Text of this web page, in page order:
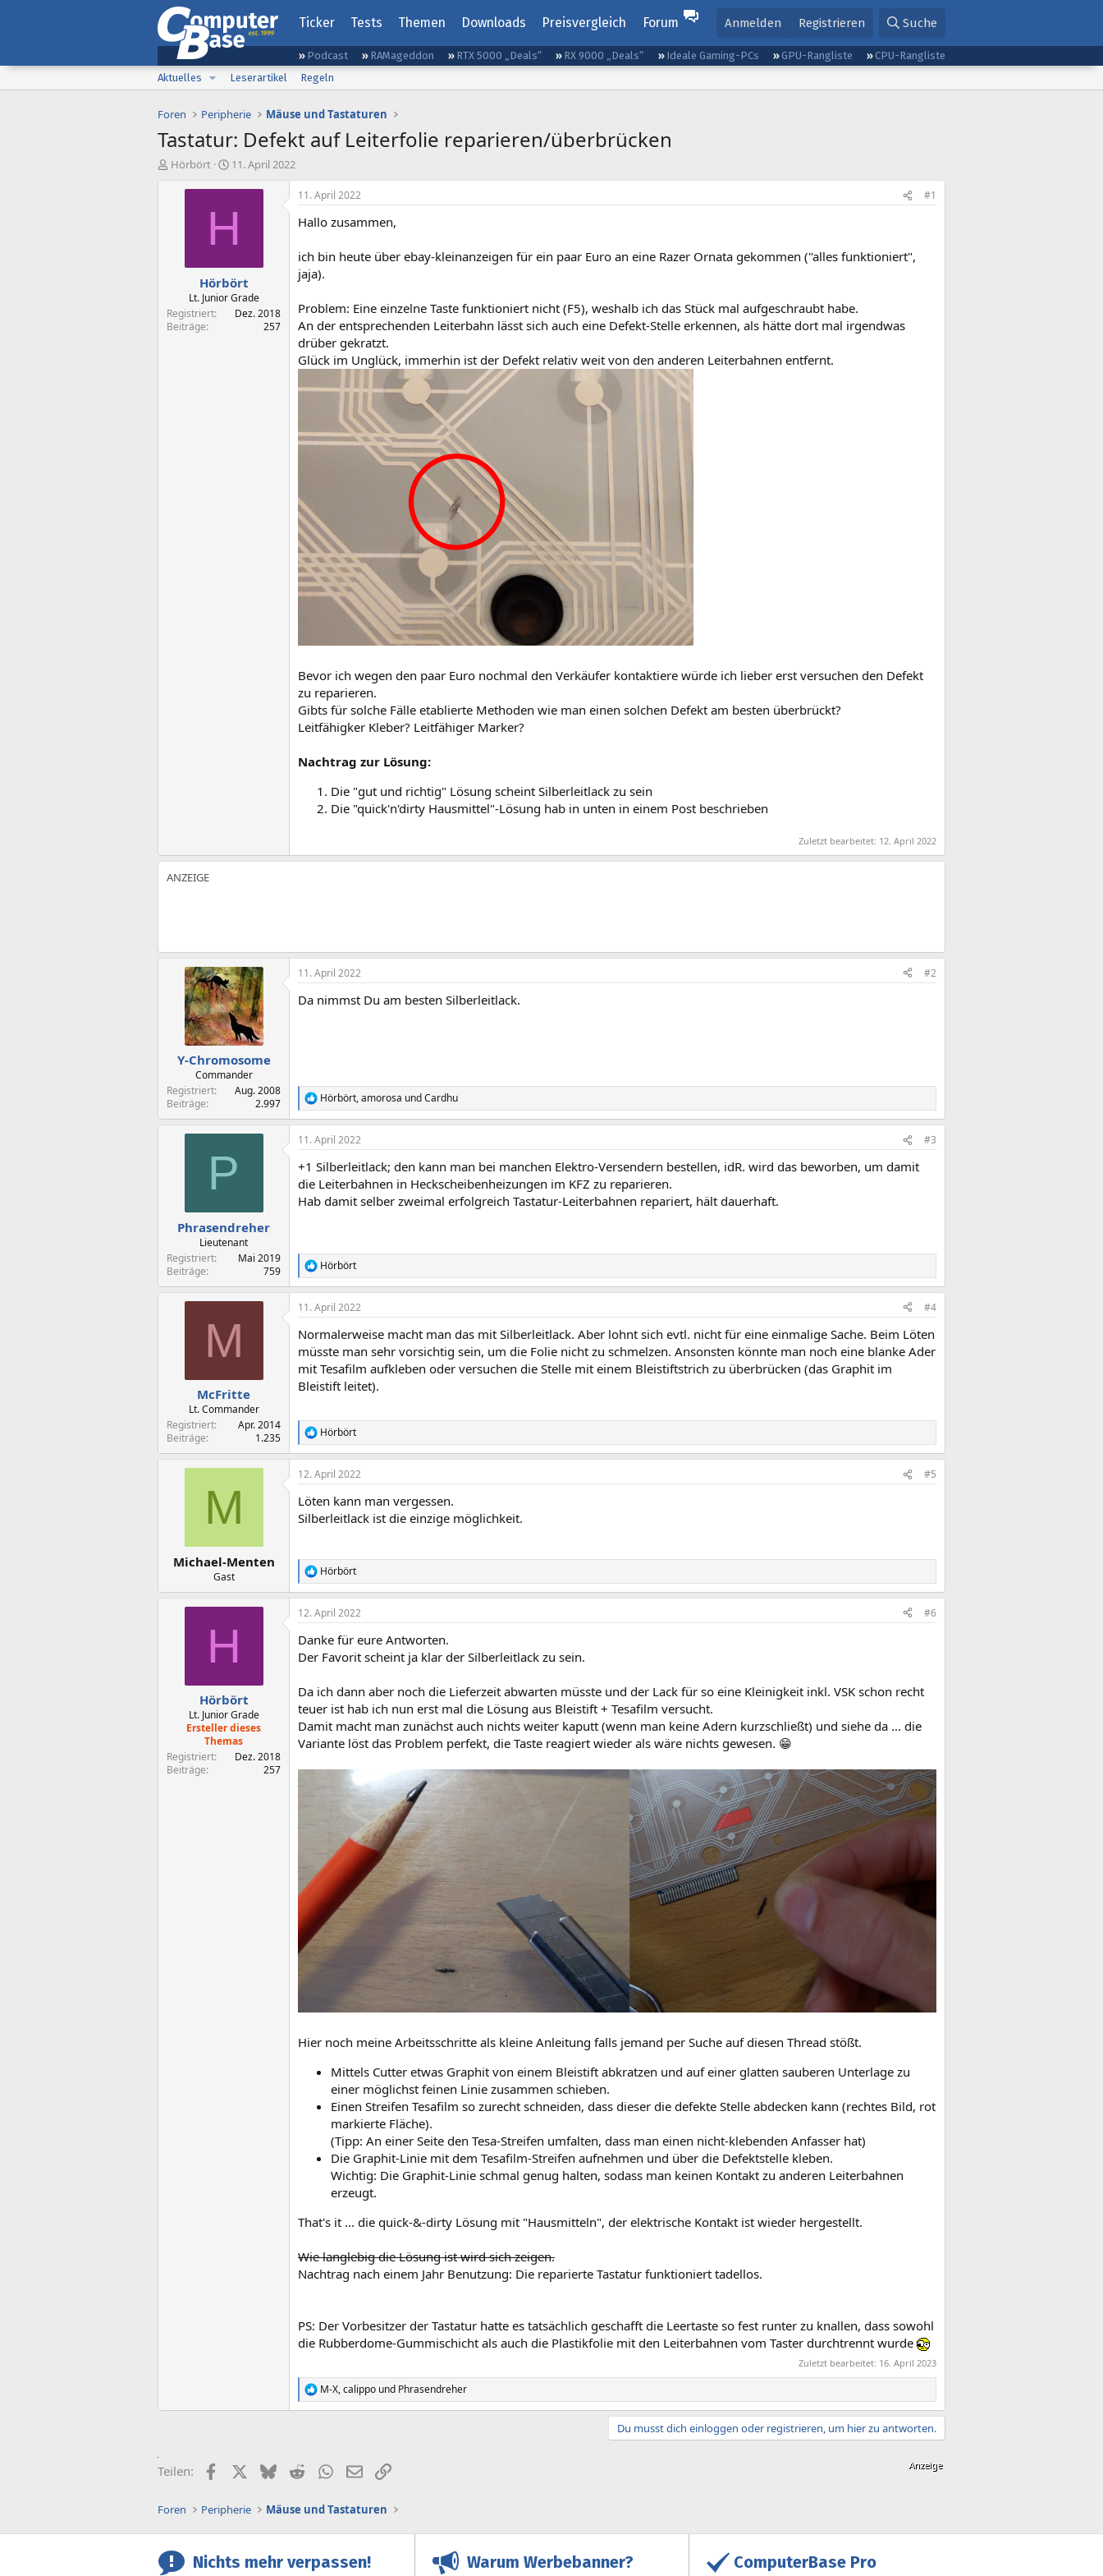
Ticker Tests Themen Downloads Preisvergleich Forum Anmelden Registrieren Suche
Podcast RAMageddon RTX 5000 „Deals“ RX 9000 „Deals“ Ideale Gaming-PCs GPU-Rangliste
CPU-Rangliste
Aktuelles
Leserartikel Regeln
Foren Peripherie Mäuse und Tastaturen
Tastatur: Defekt auf Leiterfolie reparieren/überbrücken
E
Hörbört
E
s
e
t
a
m
11. April 2022
H
Hörbört
Lt. Junior Grade
Registriert
Dez. 2018
Beiträge
257
11. April 2022 #1
Hallo zusammen,
ich bin heute über ebay-kleinanzeigen für ein paar Euro an eine Razer Ornata gekommen ("alles funktioniert",
jaja).
Problem: Eine einzelne Taste funktioniert nicht (F5), weshalb ich das Stück mal aufgeschraubt habe.
An der entsprechenden Leiterbahn lässt sich auch eine Defekt-Stelle erkennen, als hätte dort mal irgendwas
drüber gekratzt.
Glück im Unglück, immerhin ist der Defekt relativ weit von den anderen Leiterbahnen entfernt.
Bevor ich wegen den paar Euro nochmal den Verkäufer kontaktiere würde ich lieber erst versuchen den Defekt
zu reparieren.
Gibts für solche Fälle etablierte Methoden wie man einen solchen Defekt am besten überbrückt?
Leitfähigker Kleber? Leitfähiger Marker?
Nachtrag zur Lösung:
Die "gut und richtig" Lösung scheint Silberleitlack zu sein
Die "quick'n'dirty Hausmittel"-Lösung hab in unten in einem Post beschrieben
Zuletzt bearbeitet: 12. April 2022
Y-Chromosome
Commander
Registriert
Aug. 2008
Beiträge
2.997
11. April 2022 #2
Da nimmst Du am besten Silberleitlack.
R
e
a
k
i
o
n
e
Hörbört,amorosa undCardhu
P
Phrasendreher
Lieutenant
Registriert
Mai 2019
Beiträge
759
11. April 2022 #3
+1 Silberleitlack; den kann man bei manchen Elektro-Versendern bestellen, idR. wird das beworben, um damit
die Leiterbahnen in Heckscheibenheizungen im KFZ zu reparieren.
Hab damit selber zweimal erfolgreich Tastatur-Leiterbahnen repariert, hält dauerhaft.
R
e
a
k
i
o
e
n
Hörbört
M
McFritte
Lt. Commander
Registriert
Apr. 2014
Beiträge
1.235
11. April 2022 #4
Normalerweise macht man das mit Silberleitlack. Aber lohnt sich evtl. nicht für eine einmalige Sache. Beim Löten
müsste man sehr vorsichtig sein, um die Folie nicht zu schmelzen. Ansonsten könnte man noch eine blanke Ader
mit Tesafilm aufkleben oder versuchen die Stelle mit einem Bleistiftstrich zu überbrücken (das Graphit im
Bleistift leitet).
R
e
a
k
i
o
n
:
Hörbört
M
Michael-Menten
Gast
12. April 2022 #5
Löten kann man vergessen.
Silberleitlack ist die einzige möglichkeit.
R
e
a
k
i
o
n
:
Hörbört
H
Hörbört
Lt. Junior Grade
Ersteller dieses
Themas
Registriert
Dez. 2018
Beiträge
257
12. April 2022 #6
Danke für eure Antworten.
Der Favorit scheint ja klar der Silberleitlack zu sein.
Da ich dann aber noch die Lieferzeit abwarten müsste und der Lack für so eine Kleinigkeit inkl. VSK schon recht
teuer ist hab ich nun erst mal die Lösung aus Bleistift + Tesafilm versucht.
Damit macht man zunächst auch nichts weiter kaputt (wenn man keine Adern kurzschließt) und siehe da ... die
Variante löst das Problem perfekt, die Taste reagiert wieder als wäre nichts gewesen. 😁
Hier noch meine Arbeitsschritte als kleine Anleitung falls jemand per Suche auf diesen Thread stößt.
Mittels Cutter etwas Graphit von einem Bleistift abkratzen und auf einer glatten sauberen Unterlage zu
einer möglichst feinen Linie zusammen schieben.
Einen Streifen Tesafilm so zurecht schneiden, dass dieser die defekte Stelle abdecken kann (rechtes Bild, rot
markierte Fläche).
(Tipp: An einer Seite den Tesa-Streifen umfalten, dass man einen nicht-klebenden Anfasser hat)
Die Graphit-Linie mit dem Tesafilm-Streifen aufnehmen und über die Defektstelle kleben.
Wichtig: Die Graphit-Linie schmal genug halten, sodass man keinen Kontakt zu anderen Leiterbahnen
erzeugt.
That's it ... die quick-&-dirty Lösung mit "Hausmitteln", der elektrische Kontakt ist wieder hergestellt.
Wie langlebig die Lösung ist wird sich zeigen.
Nachtrag nach einem Jahr Benutzung: Die reparierte Tastatur funktioniert tadellos.
PS: Der Vorbesitzer der Tastatur hatte es tatsächlich geschafft die Leertaste so fest runter zu knallen, dass sowohl
die Rubberdome-Gummischicht als auch die Plastikfolie mit den Leiterbahnen vom Taster durchtrennt wurde
Zuletzt bearbeitet: 16. April 2023
R
e
o
n
M-X,calippo und Phrasendreher
Du musst dich einloggen oder registrieren, um hier zu antworten.
Teilen: FacebookX (Twitter)
BlueskyRedditWhatsApp
E-MailLink
Foren Peripherie Mäuse und Tastaturen
Nichts mehr verpassen! Warum Werbebanner? ComputerBase Pro